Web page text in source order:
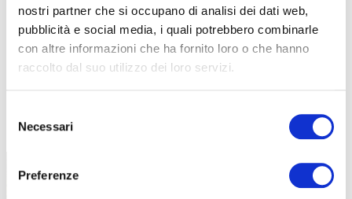
nostri partner che si occupano di analisi dei dati web,
pubblicità e social media, i quali potrebbero combinarle
con altre informazioni che ha fornito loro o che hanno
raccolto dal suo utilizzo dei loro servizi.
delNecessari
Preferenze
TUTTE LE CATEGORIE DEL MAGAZINE